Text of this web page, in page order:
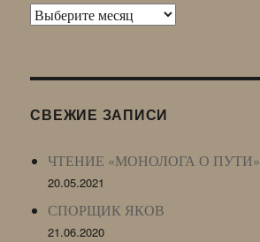
Архив
LJ
СВЕЖИЕ ЗАПИСИ
ЧТЕНИЕ «МОНОЛОГА О ПУТИ»
20.05.2021
СПОРЩИК ЯКОВ
21.06.2020